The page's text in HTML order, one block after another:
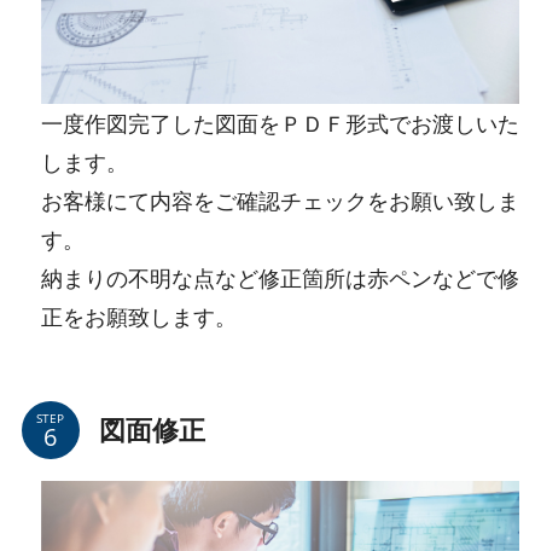
一度作図完了した図面をＰＤＦ形式でお渡しいた
します。
お客様にて内容をご確認チェックをお願い致しま
す。
納まりの不明な点など修正箇所は赤ペンなどで修
正をお願致します。
STEP 図面修正